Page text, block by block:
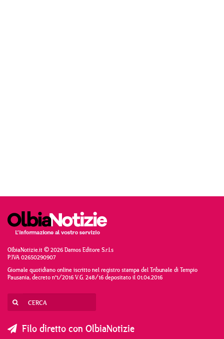
OlbiaNotizie.it © 2026 Damos Editore S.r.l.s
P.IVA 02650290907
Giornale quotidiano online iscritto nel registro stampa del Tribunale di Tempio
Pausania, decreto n°1/2016 V.G. 248/16 depositato il 01.04.2016
Filo diretto con OlbiaNotizie